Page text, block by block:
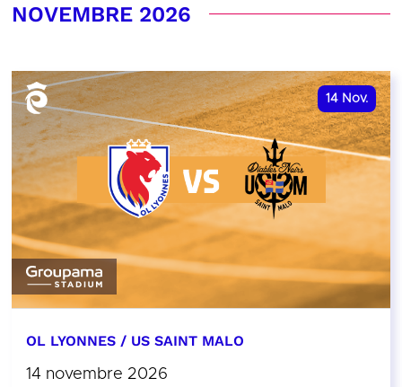
NOVEMBRE 2026
14 Nov.
OL LYONNES / US SAINT MALO
14 novembre 2026